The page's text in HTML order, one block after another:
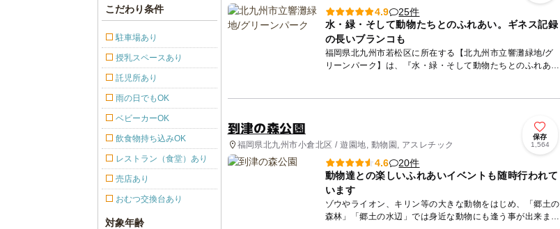
アスレチック, 公園・総合公園
4.9
25件
水・緑・そして動物たちとのふれあい。ギネス記録
の長いブランコも
福岡県北九州市若松区に所在する【北九州市立響灘緑地/グ
リーンパーク】は、『水・緑・そして動物たちとのふれあ
到津の森公園
福岡県北九州市小倉北区 / 遊園地, 動物園, アスレチック
保存
1,564
4.6
20件
動物達との楽しいふれあいイベントも随時行われて
います
ゾウやライオン、キリン等の大きな動物をはじめ、「郷土の
森林」「郷土の水辺」では身近な動物にも逢う事が出来ま
こだわり条件
駐車場あり
授乳スペースあり
託児所あり
雨の日でもOK
ベビーカーOK
飲食物持ち込みOK
レストラン（食堂）あり
売店あり
おむつ交換台あり
対象年齢